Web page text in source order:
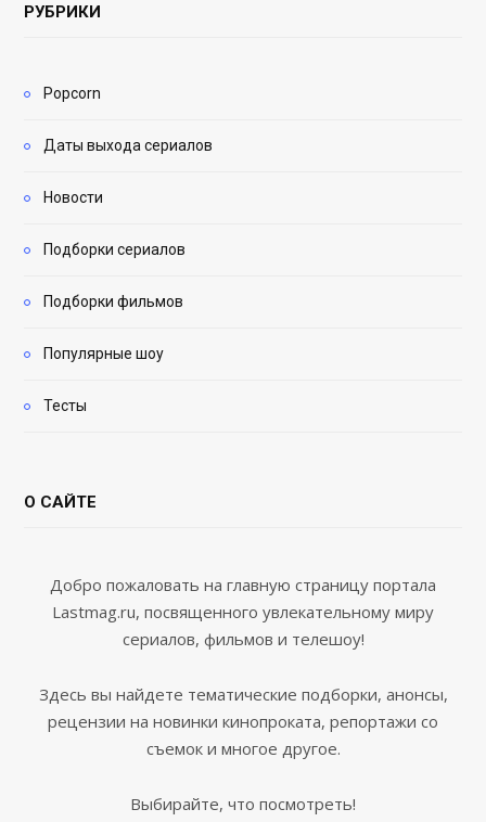
РУБРИКИ
Popcorn
Даты выхода сериалов
Новости
Подборки сериалов
Подборки фильмов
Популярные шоу
Тесты
О САЙТЕ
Добро пожаловать на главную страницу портала
Lastmag.ru, посвященного увлекательному миру
сериалов, фильмов и телешоу!
Здесь вы найдете тематические подборки, анонсы,
рецензии на новинки кинопроката, репортажи со
съемок и многое другое.
Выбирайте, что посмотреть!